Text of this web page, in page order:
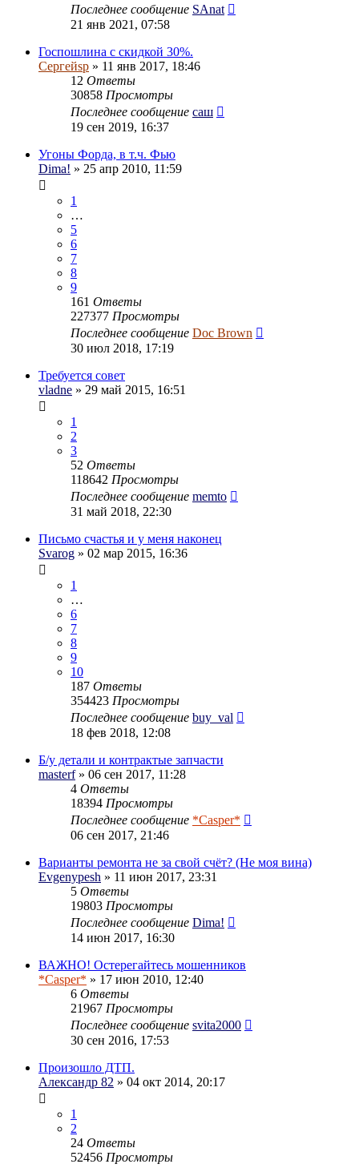
Последнее сообщение SAnat
21 янв 2021, 07:58
Госпошлина с скидкой 30%.
Сергейsp » 11 янв 2017, 18:46
12 Ответы
30858 Просмотры
Последнее сообщение саш
19 сен 2019, 16:37
Угоны Форда, в т.ч. Фью
Dima! » 25 апр 2010, 11:59
1
…
5
6
7
8
9
161 Ответы
227377 Просмотры
Последнее сообщение Doc Brown
30 июл 2018, 17:19
Требуется совет
vladne » 29 май 2015, 16:51
1
2
3
52 Ответы
118642 Просмотры
Последнее сообщение memto
31 май 2018, 22:30
Письмо счастья и у меня наконец
Svarog » 02 мар 2015, 16:36
1
…
6
7
8
9
10
187 Ответы
354423 Просмотры
Последнее сообщение buy_val
18 фев 2018, 12:08
Б/у детали и контрактые запчасти
masterf» 06 сен 2017, 11:28
4 Ответы
18394 Просмотры
Последнее сообщение *Casper*
06 сен 2017, 21:46
Варианты ремонта не за свой счёт? (Не моя вина)
Evgenypesh » 11 июн 2017, 23:31
5 Ответы
19803 Просмотры
Последнее сообщение Dima!
14 июн 2017, 16:30
ВАЖНО! Остерегайтесь мошенников
*Casper* » 17 июн 2010, 12:40
6 Ответы
21967 Просмотры
Последнее сообщение svita2000
30 сен 2016, 17:53
Произошло ДТП.
Александр 82 » 04 окт 2014, 20:17
1
2
24 Ответы
52456 Просмотры